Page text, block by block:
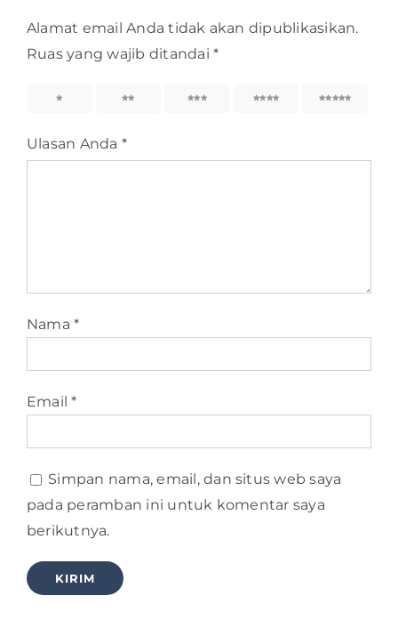
Alamat email Anda tidak akan dipublikasikan.
Ruas yang wajib ditandai *
Ulasan Anda *
Nama*
Email*
Simpan nama, email, dan situs web saya
pada peramban ini untuk komentar saya
berikutnya.